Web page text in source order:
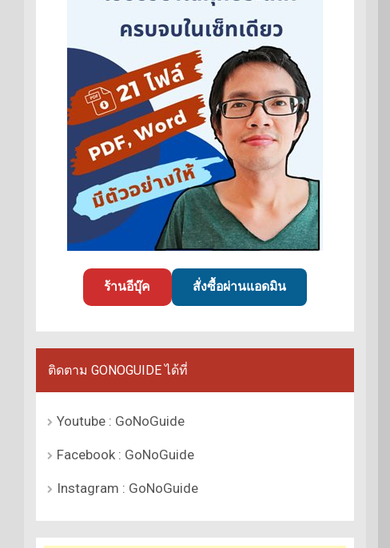
ร้านอีบุ๊ค สั่งซื้อผ่านแอดมิน
ติดตาม GONOGUIDE ได้ที่
Youtube : GoNoGuide
Facebook : GoNoGuide
Instagram : GoNoGuide